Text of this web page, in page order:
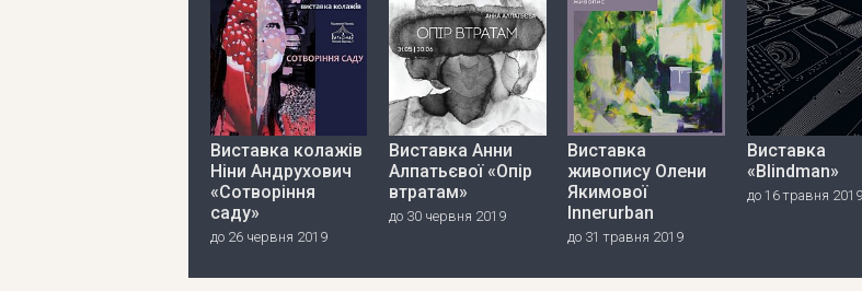
Виставка колажів
Ніни Андрухович
«Сотворіння
саду»
до 26 червня 2019
Виставка Анни
Алпатьєвої «Опір
втратам»
до 30 червня 2019
Виставка
живопису Олени
Якимової
Innerurban
до 31 травня 2019
Виставка
«Blindman»
до 16 травня 2019